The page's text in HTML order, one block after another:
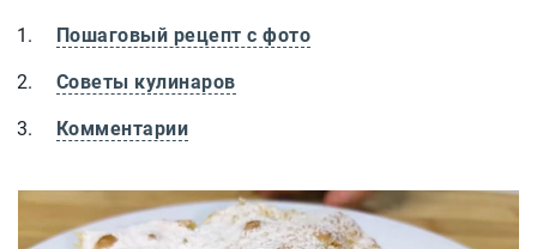
Пошаговый рецепт с фото
Советы кулинаров
Комментарии
Простой яблочный пирог в духовке